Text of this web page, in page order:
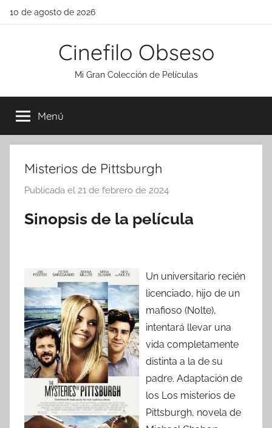
Saltar
10 de agosto de 2026
Cinefilo Obseso
Mi Gran Colección de Películas
Menú
Misterios de Pittsburgh
Publicada el 21 de febrero de 2024
r
Sinopsis de la película
Un universitario recién
licenciado, hijo de un
mafioso (Nolte),
intentará llevar una
vida completamente
distinta a la de su
padre. Adaptación de
los Los misterios de
Pittsburgh, novela de